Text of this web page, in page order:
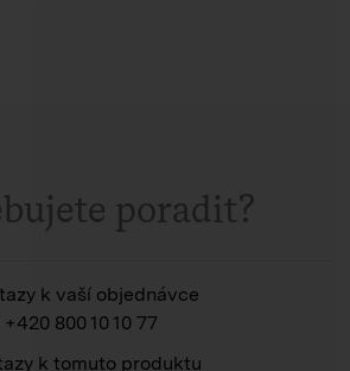
poradit?
k vaší objednávce
+420 800 10 10 77
k tomuto produktu